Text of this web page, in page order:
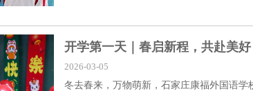
开学第一天｜春启新程，共赴美好
2026-03-05
冬去春来，万物萌新，石家庄康福外国语学